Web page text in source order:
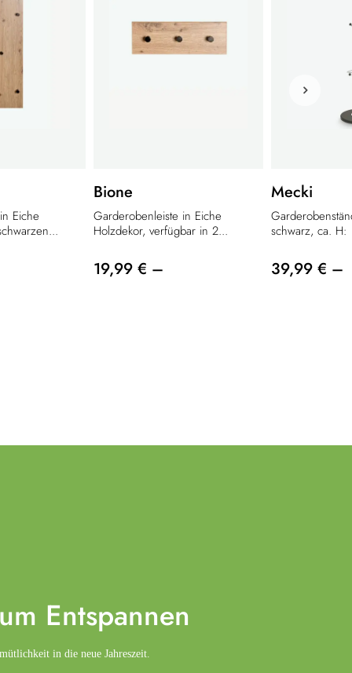
Eiche
Bione
Garderobenleiste in Eiche
Holzdekor, verfügbar in 2...
19,99 € –
Mecki
schwarz, ca. H:
39,99 € –
Entspannen
in die neue Jahreszeit.